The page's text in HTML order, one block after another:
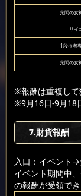
光閃の女
サイ
1段従者
光閃の女
※報酬は重複して
※9月16日-9月18
7.財貨報酬
入口：イベント →
イベント期間中
の報酬が受領でき